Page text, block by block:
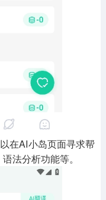
在AI小岛页面寻求帮
法分析功能等。